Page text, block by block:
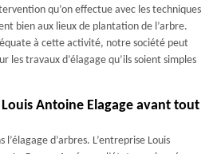
qu’on effectue avec les techniques
bien aux lieux de plantation de l’arbre.
à cette activité, notre société peut
travaux d’élagage qu’ils soient simples
Antoine Elagage avant tout
l’élagage d’arbres. L’entreprise Louis